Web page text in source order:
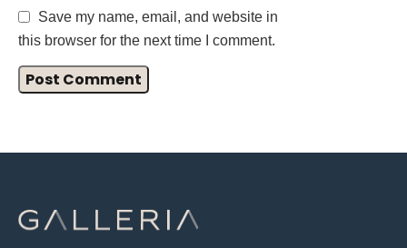
Save my name, email, and website in
this browser for the next time I comment.